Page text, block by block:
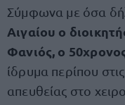
Σύμφωνα με όσα
Αιγαίου ο
Φανιός, ο
ίδρυμα περίπου
απευθείας στο